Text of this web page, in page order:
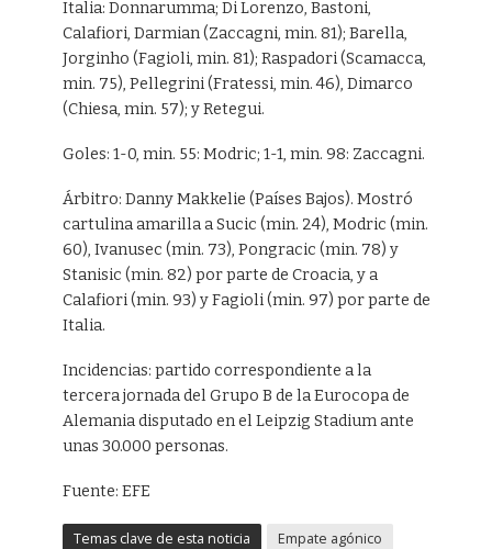
Italia: Donnarumma; Di Lorenzo, Bastoni,
Calafiori, Darmian (Zaccagni, min. 81); Barella,
Jorginho (Fagioli, min. 81); Raspadori (Scamacca,
min. 75), Pellegrini (Fratessi, min. 46), Dimarco
(Chiesa, min. 57); y Retegui.
Goles: 1-0, min. 55: Modric; 1-1, min. 98: Zaccagni.
Árbitro: Danny Makkelie (Países Bajos). Mostró
cartulina amarilla a Sucic (min. 24), Modric (min.
60), Ivanusec (min. 73), Pongracic (min. 78) y
Stanisic (min. 82) por parte de Croacia, y a
Calafiori (min. 93) y Fagioli (min. 97) por parte de
Italia.
Incidencias: partido correspondiente a la
tercera jornada del Grupo B de la Eurocopa de
Alemania disputado en el Leipzig Stadium ante
unas 30.000 personas.
Fuente: EFE
Temas clave de esta noticia
Empate agónico